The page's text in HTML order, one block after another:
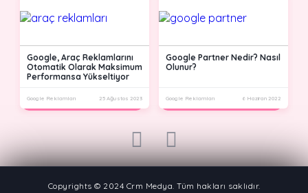
Google, Araç Reklamlarını
Otomatik Olarak Maksimum
Performansa Yükseltiyor
Google Reklamları 25 Ağustos 2023
Google Partner Nedir? Nasıl
Olunur?
Google Reklamları 6 Haziran 2022
Copyrights © 2024 Crm Medya. Tüm hakları saklıdır.